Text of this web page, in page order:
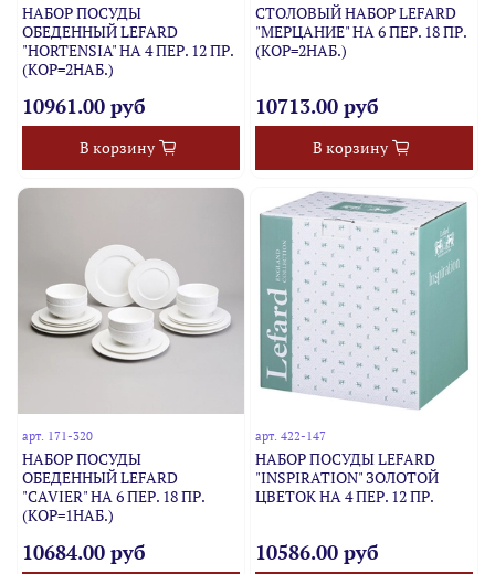
НАБОР ПОСУДЫ
ОБЕДЕННЫЙ LEFARD
"HORTENSIA" НА 4 ПЕР. 12 ПР.
(КОР=2НАБ.)
10961.00 руб
В корзину
СТОЛОВЫЙ НАБОР LEFARD
"МЕРЦАНИЕ" НА 6 ПЕР. 18 ПР.
(КОР=2НАБ.)
10713.00 руб
В корзину
арт. 171-320
НАБОР ПОСУДЫ
ОБЕДЕННЫЙ LEFARD
"CAVIER" НА 6 ПЕР. 18 ПР.
(КОР=1НАБ.)
10684.00 руб
арт. 422-147
НАБОР ПОСУДЫ LEFARD
"INSPIRATION" ЗОЛОТОЙ
ЦВЕТОК НА 4 ПЕР. 12 ПР.
10586.00 руб